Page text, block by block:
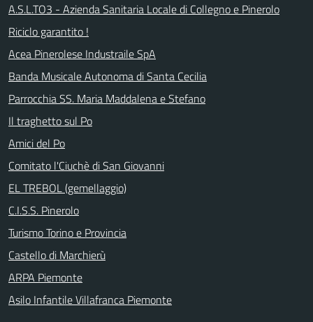
A.S.L.TO3 - Azienda Sanitaria Locale di Collegno e Pinerolo
Riciclo garantito !
Acea Pinerolese Industraile SpA
Banda Musicale Autonoma di Santa Cecilia
Parrocchia SS. Maria Maddalena e Stefano
Il traghetto sul Po
Amici del Po
Comitato l'Ciuchè di San Giovanni
EL TREBOL (gemellaggio)
C.I.S.S. Pinerolo
Turismo Torino e Provincia
Castello di Marchierù
ARPA Piemonte
Asilo Infantile Villafranca Piemonte